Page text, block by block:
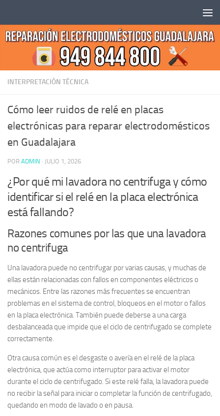
INTERPRETACIÓN TÉCNICA
Cómo leer ruidos de relé en placas
electrónicas para reparar electrodomésticos
en Guadalajara
POR ADMIN · JULIO 1, 2026
¿Por qué mi lavadora no centrifuga y cómo
identificar si el relé en la placa electrónica
está fallando?
Razones comunes por las que una lavadora
no centrifuga
Una lavadora puede no centrifugar por varias causas, y muchas de
ellas están relacionadas con fallos en componentes eléctricos o
mecánicos. Entre las razones más frecuentes se encuentran
problemas en el sistema de control, bloqueos en el motor o fallos
en la placa electrónica. También puede deberse a una carga
desbalanceada que impide que el ciclo de centrifugado se complete
correctamente.
Otra causa común es el desgaste o avería en el relé de la placa
electrónica, que actúa como interruptor para activar el motor
durante el ciclo de centrifugado. Si este relé falla, la lavadora puede
no recibir la señal para iniciar o completar la función de centrifugado,
quedando en modo de lavado o en pausa.